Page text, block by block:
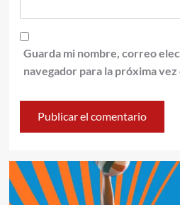
Guarda mi nombre, correo
navegador para la próxima vez